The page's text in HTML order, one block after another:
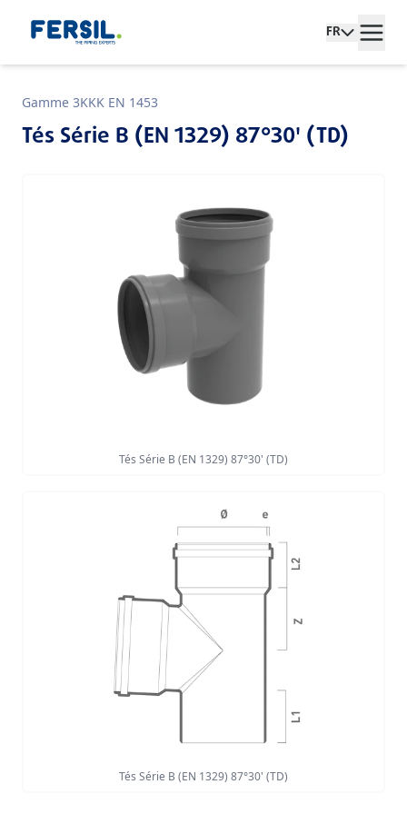
FR
Gamme 3KKK EN 1453
Tés Série B (EN 1329) 87°30' (TD)
Tés Série B (EN 1329) 87°30' (TD)
Tés Série B (EN 1329) 87°30' (TD)